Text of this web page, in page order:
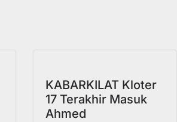
KABARKILAT Kloter
17 Terakhir Masuk
Ahmed